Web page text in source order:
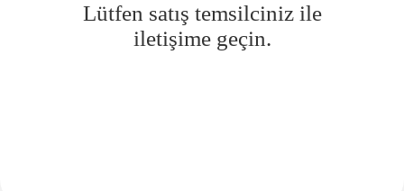
Lütfen satış temsilciniz ile
iletişime geçin.